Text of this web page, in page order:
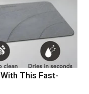
This Fast-